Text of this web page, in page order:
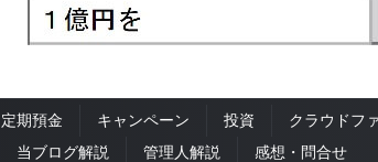
定期預金 キャンペーン 投資 クラウドフ
当ブログ解説 管理人解説 感想・問合せ